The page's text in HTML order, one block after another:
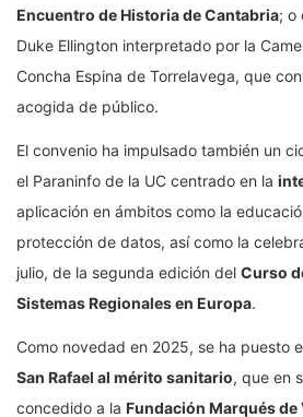
Encuentro de Historia de Cantabria; o
Duke Ellington interpretado por la
Concha Espina de Torrelavega, que
acogida de público.
El convenio ha impulsado también un
el Paraninfo de la UC centrado en la
aplicación en ámbitos como la
protección de datos, así como la
julio, de la segunda edición del Curso
Sistemas Regionales en Europa.
Como novedad en 2025, se ha puesto
San Rafael al mérito sanitario, que en
concedido a la Fundación Marqués de